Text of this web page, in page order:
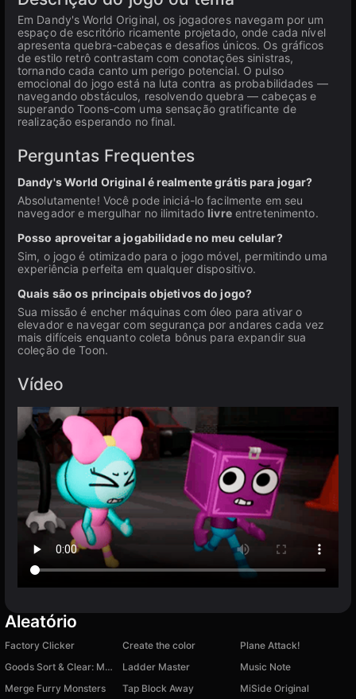
Em Dandy's World Original, os jogadores navegam por um
espaço de escritório ricamente projetado, onde cada nível
apresenta quebra-cabeças e desafios únicos. Os gráficos
de estilo retrô contrastam com conotações sinistras,
tornando cada canto um perigo potencial. O pulso
emocional do jogo está na luta contra as probabilidades —
navegando obstáculos, resolvendo quebra — cabeças e
superando Toons-com uma sensação gratificante de
realização esperando no final.
Perguntas Frequentes
Dandy's World Original é realmente grátis para jogar?
Absolutamente! Você pode iniciá-lo facilmente em seu
navegador e mergulhar no ilimitado livreentretenimento.
Posso aproveitar a jogabilidade no meu celular?
Sim, o jogo é otimizado para o jogo móvel, permitindo uma
experiência perfeita em qualquer dispositivo.
Quais são os principais objetivos do jogo?
Sua missão é encher máquinas com óleo para ativar o
elevador e navegar com segurança por andares cada vez
mais difíceis enquanto coleta bônus para expandir sua
coleção de Toon.
Vídeo
Aleatório
Factory Clicker Create the color
Plane Attack!
Goods Sort & Clear: Match 3
Ladder Master
Music Note
Merge Furry Monsters
Tap Block Away
MiSide Original